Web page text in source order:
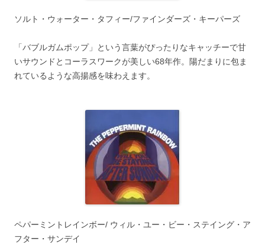
ソルト・ウォーター・タフィー/ファインダーズ・キーパーズ
「バブルガムポップ」という言葉がぴったりなキャッチーで甘
いサウンドとコーラスワークが美しい68年作。陽だまりに包ま
れているような高揚感を味わえます。
ペパーミントレインボー/ ウィル・ユー・ビー・ステイング・ア
フター・サンデイ